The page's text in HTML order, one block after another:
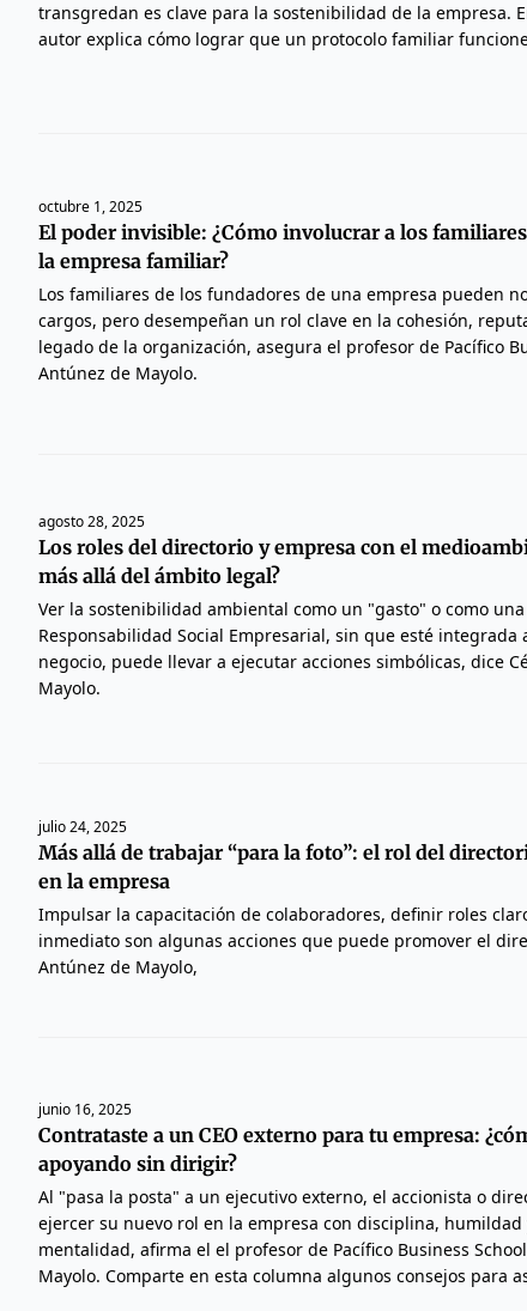
transgredan es clave para la sostenibilidad de la empresa.
autor explica cómo lograr que un protocolo familiar
octubre 1, 2025
El poder invisible: ¿Cómo involucrar a los
la empresa familiar?
Los familiares de los fundadores de una empresa pueden
cargos, pero desempeñan un rol clave en la cohesión,
legado de la organización, asegura el profesor de Pacífico
Antúnez de Mayolo.
agosto 28, 2025
Los roles del directorio y empresa con el
más allá del ámbito legal?
Ver la sostenibilidad ambiental como un "gasto" o como
Responsabilidad Social Empresarial, sin que esté integrada
negocio, puede llevar a ejecutar acciones simbólicas, dice
Mayolo.
julio 24, 2025
Más allá de trabajar “para la foto”: el rol del
en la empresa
Impulsar la capacitación de colaboradores, definir roles
inmediato son algunas acciones que puede promover el
Antúnez de Mayolo,
junio 16, 2025
Contrataste a un CEO externo para tu empresa:
apoyando sin dirigir?
Al "pasa la posta" a un ejecutivo externo, el accionista o
ejercer su nuevo rol en la empresa con disciplina, humildad
mentalidad, afirma el el profesor de Pacífico Business
Mayolo. Comparte en esta columna algunos consejos para